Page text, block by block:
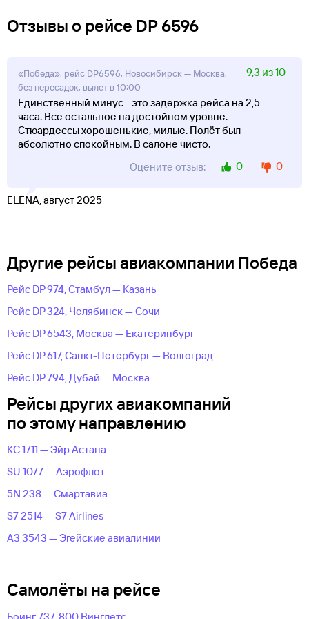
Отзывы о рейсе DP 6596
«Победа», рейс DP6596, Новосибирск — Москва,
без пересадок, вылет в 10:00
9,3 из 10
Единственный минус - это задержка рейса на 2,5
часа. Все остальное на достойном уровне.
Стюардессы хорошенькие, милые. Полёт был
абсолютно спокойным. В салоне чисто.
Оцените отзыв:
0 0
ELENA, август 2025
Другие рейсы авиакомпании Победа
Рейс DP 974, Стамбул — Казань
Рейс DP 324, Челябинск — Сочи
Рейс DP 6543, Москва — Екатеринбург
Рейс DP 617, Санкт-Петербург — Волгоград
Рейс DP 794, Дубай — Москва
Рейсы других авиакомпаний
по этому направлению
KC 1711 — Эйр Астана
SU 1077 — Аэрофлот
5N 238 — Смартавиа
S7 2514 — S7 Airlines
A3 3543 — Эгейские авиалинии
Самолёты на рейсе